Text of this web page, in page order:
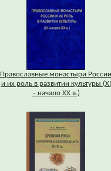
Православные монастыри России
и их роль в развитии культуры (XI
– начало XX в.)